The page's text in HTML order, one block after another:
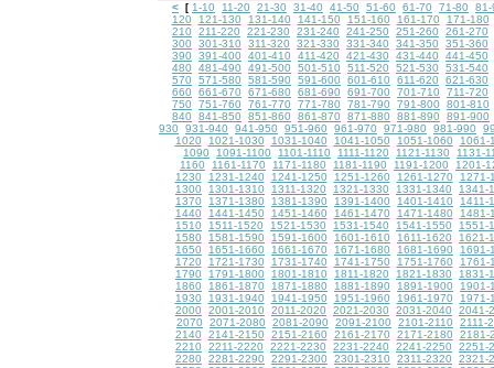
< [ 1-10 11-20 21-30 31-40 41-50 51-60 61-70 71-80
81-
120
121-130 131-140 141-150 151-160 161-170
171-180
210
211-220 221-230 231-240 241-250 251-260
261-270
300
301-310 311-320 321-330 331-340 341-350
351-360
390
391-400 401-410 411-420 421-430 431-440
441-450
480
481-490 491-500 501-510 511-520 521-530
531-540
570
571-580 581-590 591-600 601-610 611-620
621-630
660
661-670 671-680 681-690 691-700 701-710
711-720
750
751-760 761-770 771-780 781-790 791-800
801-810
840
841-850 851-860 861-870 871-880 881-890
891-900
930
931-940 941-950 951-960 961-970 971-980 981-990
1020
1021-1030 1031-1040 1041-1050 1051-1060
1061-
1090
1091-1100 1101-1110 1111-1120 1121-1130
1131-
1160
1161-1170 1171-1180 1181-1190 1191-1200
1201-
1230
1231-1240 1241-1250 1251-1260 1261-1270
1271-
1300
1301-1310 1311-1320 1321-1330 1331-1340
1341-
1370
1371-1380 1381-1390 1391-1400 1401-1410
1411-
1440
1441-1450 1451-1460 1461-1470 1471-1480
1481-
1510
1511-1520 1521-1530 1531-1540 1541-1550
1551-
1580
1581-1590 1591-1600 1601-1610 1611-1620
1621-
1650
1651-1660 1661-1670 1671-1680 1681-1690
1691-
1720
1721-1730 1731-1740 1741-1750 1751-1760
1761-
1790
1791-1800 1801-1810 1811-1820 1821-1830
1831-
1860
1861-1870 1871-1880 1881-1890 1891-1900
1901-
1930
1931-1940 1941-1950 1951-1960 1961-1970
1971-
2000
2001-2010 2011-2020 2021-2030 2031-2040
2041-
2070
2071-2080 2081-2090 2091-2100 2101-2110
2111-
2140
2141-2150 2151-2160 2161-2170 2171-2180
2181-
2210
2211-2220 2221-2230 2231-2240 2241-2250
2251-
2280
2281-2290 2291-2300 2301-2310 2311-2320
2321-